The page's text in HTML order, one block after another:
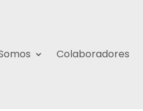
Colaboradores